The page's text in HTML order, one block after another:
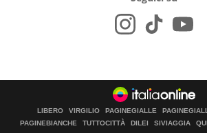
LIBERO VIRGILIO PAGINEGIALLE
PAGINEBIANCHE
TUTTOCITTÀ DILEI SIVIAGGIA